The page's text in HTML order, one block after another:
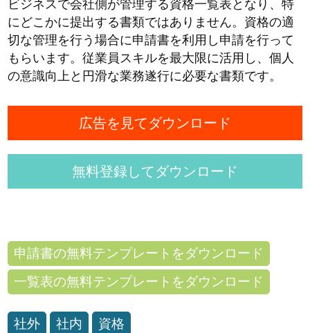
ビジネスで会社側が管理する資格一覧表となり、特
にどこかに提出する書類ではありません。資格の適
切な管理を行う場合に申請書を利用し申請を行って
もらいます。従業員スキルを最大限に活用し、個人
の意識向上と円滑な業務遂行に必要な書類です。
広告を見てダウンロード
無料登録してダウンロード
申請書の無料テンプレートをダウンロード
一覧表の無料テンプレートをダウンロード
社外 社内 資格